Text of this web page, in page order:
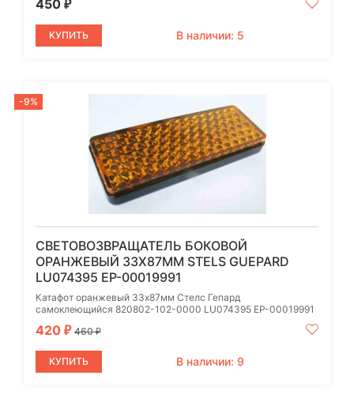
450 ₽
КУПИТЬ В наличии: 5
-9%
СВЕТОВОЗВРАЩАТЕЛЬ БОКОВОЙ
ОРАНЖЕВЫЙ 33Х87ММ STELS GUEPARD
LU074395 EP-00019991
Катафот оранжевый 33х87мм Стелс Гепард
самоклеющийся 820802-102-0000 LU074395 EP-00019991
420 ₽ 460₽
КУПИТЬ В наличии: 9